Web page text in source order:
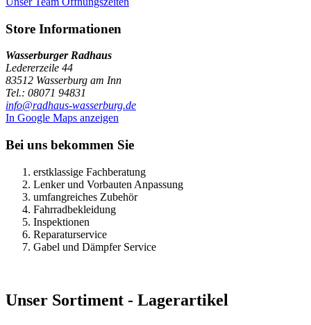
Store Informationen
Wasserburger Radhaus
Ledererzeile 44
83512 Wasserburg am Inn
Tel.: 08071 94831
info@radhaus-wasserburg.de
In Google Maps anzeigen
Bei uns bekommen Sie
erstklassige Fachberatung
Lenker und Vorbauten Anpassung
umfangreiches Zubehör
Fahrradbekleidung
Inspektionen
Reparaturservice
Gabel und Dämpfer Service
Unser Sortiment - Lagerartikel